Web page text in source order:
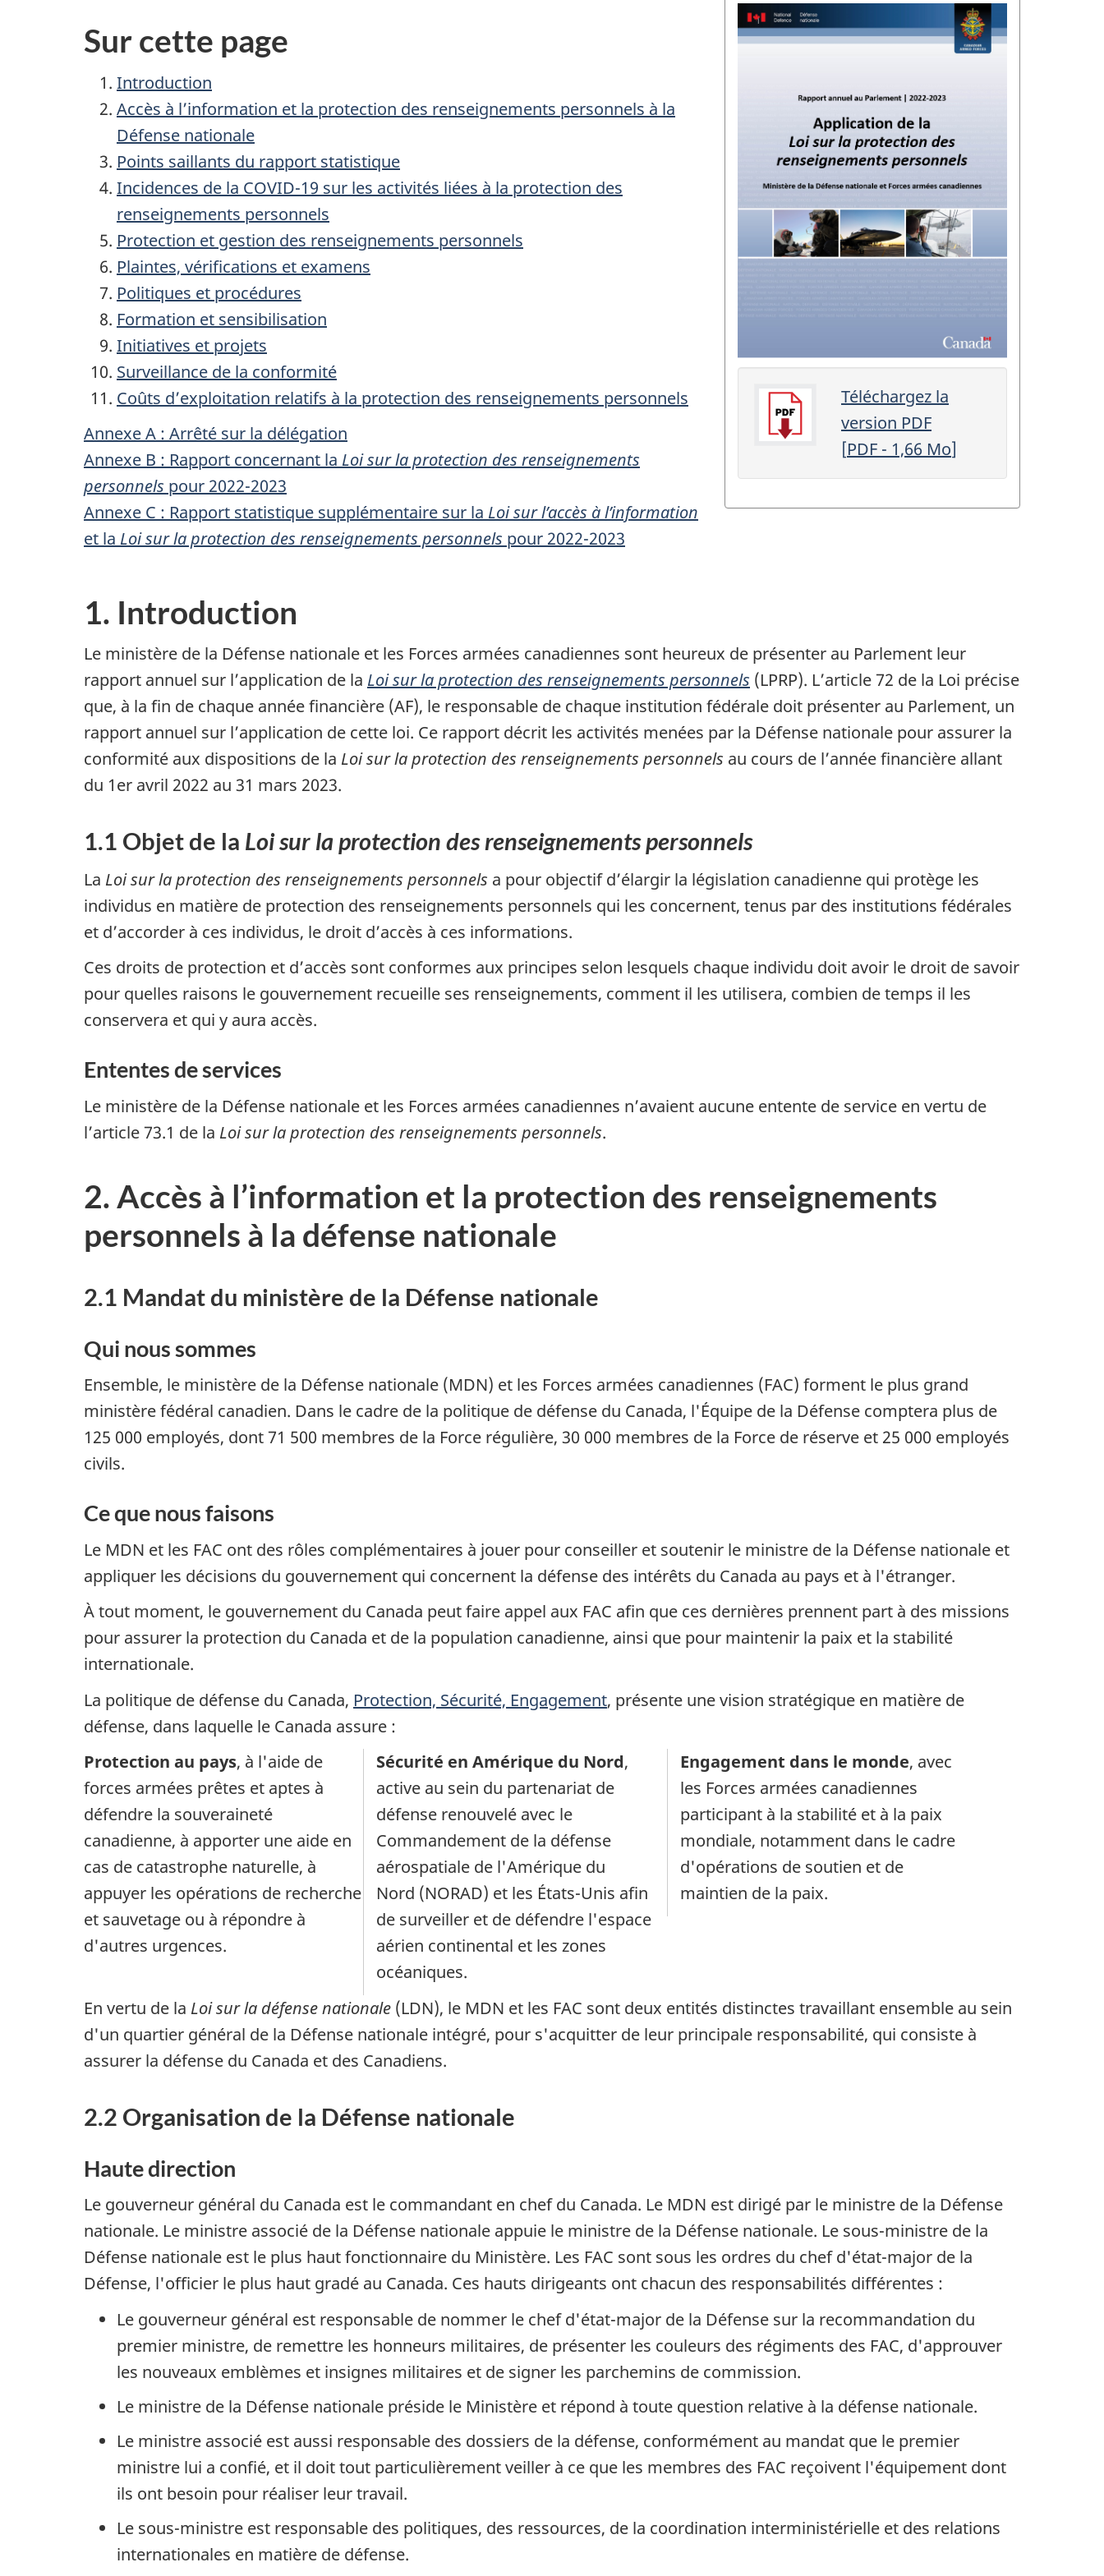
Sur cette page
Introduction
Accès à l’information et la protection des renseignements personnels à la
Défense nationale
Points saillants du rapport statistique
Incidences de la COVID-19 sur les activités liées à la protection des
renseignements personnels
Protection et gestion des renseignements personnels
Plaintes, vérifications et examens
Politiques et procédures
Formation et sensibilisation
Initiatives et projets
Surveillance de la conformité
Coûts d’exploitation relatifs à la protection des renseignements personnels
Annexe A : Arrêté sur la délégation
Annexe B : Rapport concernant la Loi sur la protection des renseignements
personnels pour 2022-2023
Annexe C : Rapport statistique supplémentaire sur la Loi sur l’accès à l’information
et la Loi sur la protection des renseignements personnels pour 2022-2023
Téléchargez la
version PDF
[PDF - 1,66 Mo]
1. Introduction
Le ministère de la Défense nationale et les Forces armées canadiennes sont heureux de présenter au Parlement leur
rapport annuel sur l’application de la Loi sur la protection des renseignements personnels (LPRP). L’article 72 de la Loi précise
que, à la fin de chaque année financière (AF), le responsable de chaque institution fédérale doit présenter au Parlement, un
rapport annuel sur l’application de cette loi. Ce rapport décrit les activités menées par la Défense nationale pour assurer la
conformité aux dispositions de la Loi sur la protection des renseignements personnels au cours de l’année financière allant
du 1er avril 2022 au 31 mars 2023.
1.1 Objet de la Loi sur la protection des renseignements personnels
La Loi sur la protection des renseignements personnels a pour objectif d’élargir la législation canadienne qui protège les
individus en matière de protection des renseignements personnels qui les concernent, tenus par des institutions fédérales
et d’accorder à ces individus, le droit d’accès à ces informations.
Ces droits de protection et d’accès sont conformes aux principes selon lesquels chaque individu doit avoir le droit de savoir
pour quelles raisons le gouvernement recueille ses renseignements, comment il les utilisera, combien de temps il les
conservera et qui y aura accès.
Ententes de services
Le ministère de la Défense nationale et les Forces armées canadiennes n’avaient aucune entente de service en vertu de
l’article 73.1 de la Loi sur la protection des renseignements personnels.
2. Accès à l’information et la protection des renseignements
personnels à la défense nationale
2.1 Mandat du ministère de la Défense nationale
Qui nous sommes
Ensemble, le ministère de la Défense nationale (MDN) et les Forces armées canadiennes (FAC) forment le plus grand
ministère fédéral canadien. Dans le cadre de la politique de défense du Canada, l'Équipe de la Défense comptera plus de
125 000 employés, dont71 500 membres de la Force régulière, 30 000 membres de la Force de réserve et 25 000 employés
civils.
Ce que nous faisons
Le MDN et les FAC ont des rôles complémentaires à jouer pour conseiller et soutenir le ministre de la Défense nationale et
appliquer les décisions du gouvernement qui concernent la défense des intérêts du Canada au pays et à l'étranger.
À tout moment, le gouvernement du Canada peut faire appel aux FAC afin que ces dernières prennent part à des missions
pour assurer la protection du Canada et de la population canadienne, ainsi que pour maintenir la paix et la stabilité
internationale.
La politique de défense du Canada, Protection, Sécurité, Engagement, présente une vision stratégique en matière de
défense, dans laquelle le Canada assure :
Protection au pays, à l'aide de
forces armées prêtes et aptes à
défendre la souveraineté
canadienne, à apporter une aide en
cas de catastrophe naturelle, à
appuyer les opérations de recherche
et sauvetage ou à répondre à
d'autres urgences.
Sécurité en Amérique du Nord,
active au sein du partenariat de
défense renouvelé avec le
Commandement de la défense
aérospatiale de l'Amérique du
Nord (NORAD) et les États-Unis afin
de surveiller et de défendre l'espace
aérien continental et les zones
océaniques.
Engagement dans le monde, avec
les Forces armées canadiennes
participant à la stabilité et à la paix
mondiale, notamment dans le cadre
d'opérations de soutien et de
maintien de la paix.
En vertu de la Loi sur la défense nationale (LDN), le MDN et les FAC sont deux entités distinctes travaillant ensemble au sein
d'un quartier général de la Défense nationale intégré, pour s'acquitter de leur principale responsabilité, qui consiste à
assurer la défense du Canada et des Canadiens.
2.2 Organisation de la Défense nationale
Haute direction
Le gouverneur général du Canada est le commandant en chef du Canada. Le MDN est dirigé par le ministre de la Défense
nationale. Le ministre associé de la Défense nationale appuie le ministre de la Défense nationale. Le sous-ministre de la
Défense nationale est le plus haut fonctionnaire du Ministère. Les FAC sont sous les ordres du chef d'état-major de la
Défense, l'officier le plus haut gradé au Canada. Ces hauts dirigeants ont chacun des responsabilités différentes :
Le gouverneur général est responsable de nommer le chef d'état-major de la Défense sur la recommandation du
premier ministre, de remettre les honneurs militaires, de présenter les couleurs des régiments des FAC, d'approuver
les nouveaux emblèmes et insignes militaires et de signer les parchemins de commission.
Le ministre de la Défense nationale préside le Ministère et répond à toute question relative à la défense nationale.
Le ministre associé est aussi responsable des dossiers de la défense, conformément au mandat que le premier
ministre lui a confié, et il doit tout particulièrement veiller à ce que les membres des FAC reçoivent l'équipement dont
ils ont besoin pour réaliser leur travail.
Le sous-ministre est responsable des politiques, des ressources, de la coordination interministérielle et des relations
internationales en matière de défense.